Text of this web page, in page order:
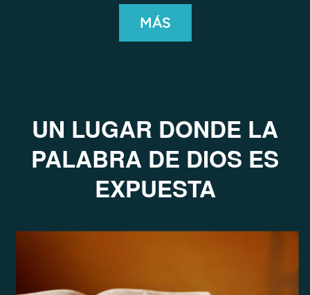
MÁS
UN LUGAR DONDE LA
PALABRA DE DIOS ES
EXPUESTA